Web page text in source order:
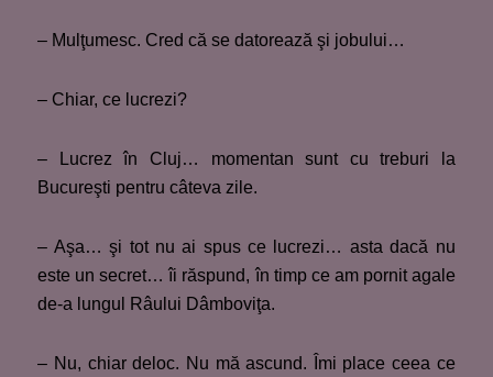
– Mulţumesc. Cred că se datorează şi jobului…
– Chiar, ce lucrezi?
– Lucrez în Cluj… momentan sunt cu treburi la
Bucureşti pentru câteva zile.
– Aşa… şi tot nu ai spus ce lucrezi… asta dacă nu
este un secret… îi răspund, în timp ce am pornit agale
de-a lungul Râului Dâmboviţa.
– Nu, chiar deloc. Nu mă ascund. Îmi place ceea ce